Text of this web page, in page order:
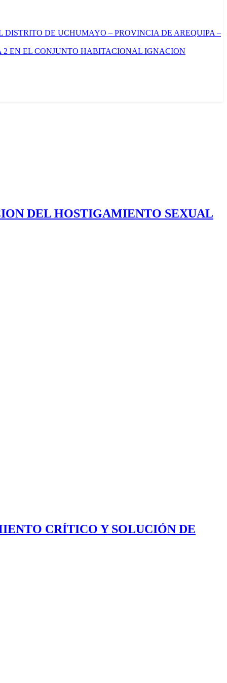
DISTRITO DE UCHUMAYO – PROVINCIA DE AREQUIPA –
EN EL CONJUNTO HABITACIONAL IGNACION
DEL HOSTIGAMIENTO SEXUAL
CRÍTICO Y SOLUCIÓN DE